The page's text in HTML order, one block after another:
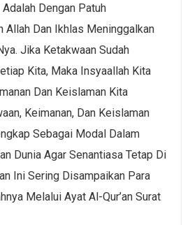
Dengan Patuh
Allah Dan Ikhlas Meninggalkan
Jika Ketakwaan Sudah
Kita, Maka Insyaallah Kita
Dan Keislaman Kita
Keimanan, Dan Keislaman
Sebagai Modal Dalam
Dunia Agar Senantiasa Tetap Di
Ini Sering Disampaikan Para
Melalui Ayat Al-Qur’an Surat